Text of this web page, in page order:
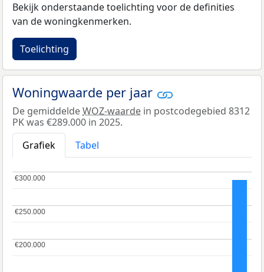
Bekijk onderstaande toelichting voor de definities
van de woningkenmerken.
Toelichting
Woningwaarde per jaar
De gemiddeldeWOZ-waarde in postcodegebied 8312
PK was €289.000 in 2025.
Grafiek
Tabel
€200.000
€200.000
€250.000
€250.000
€300.000
€300.000